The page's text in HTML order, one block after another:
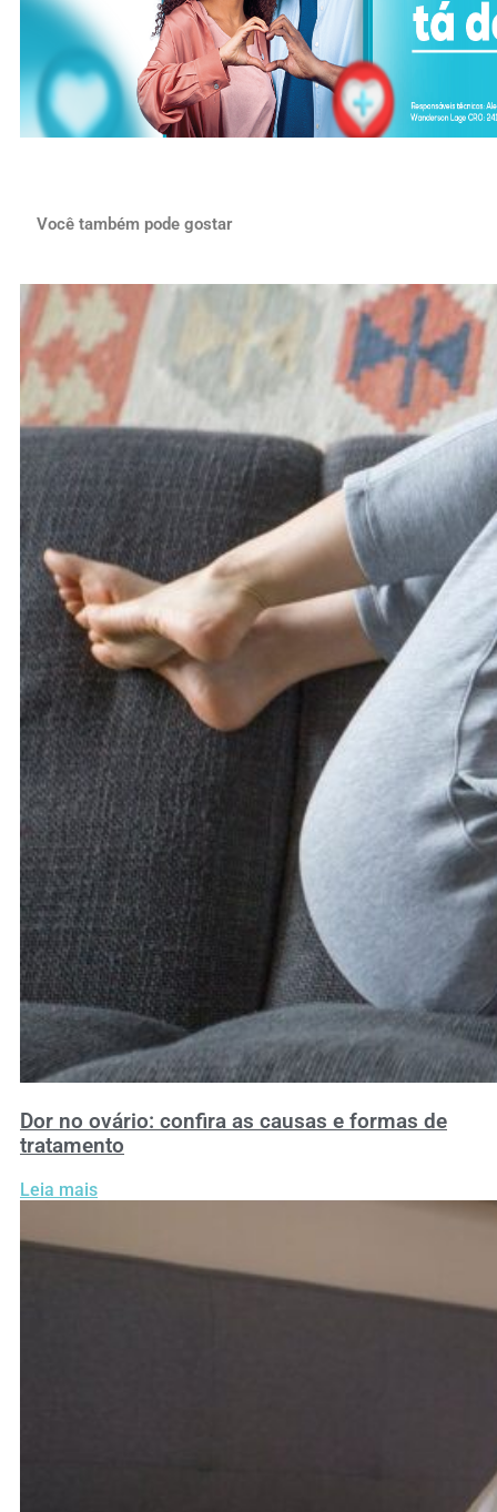
Você também pode gostar
Dor no ovário: confira as causas e formas de
tratamento
Leia mais